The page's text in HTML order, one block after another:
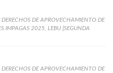
DERECHOS DE APROVECHAMIENTO DE
IMPAGAS 2025, LEBU [SEGUNDA
DERECHOS DE APROVECHAMIENTO DE